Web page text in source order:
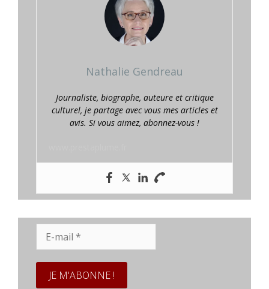
Nathalie Gendreau
Journaliste, biographe, auteure et critique
culturel, je partage avec vous mes articles et
avis. Si vous aimez, abonnez-vous !
mail